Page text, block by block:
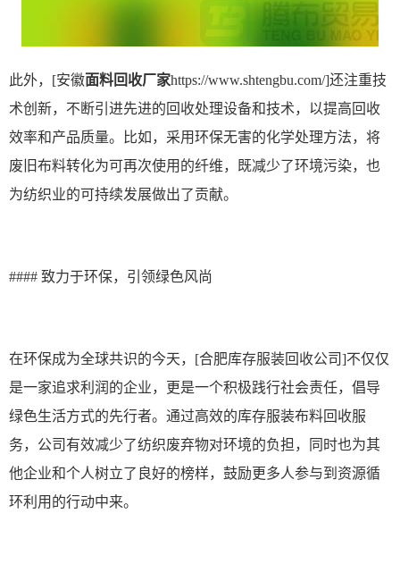
此外， [安徽面料回收厂家https://www.shtengbu.com/]还注重技
术创新，不断引进先进的回收处理设备和技术，以提高回收
效率和产品质量。比如，采用环保无害的化学处理方法，将
废旧布料转化为可再次使用的纤维，既减少了环境污染，也
为纺织业的可持续发展做出了贡献。
#### 致力于环保，引领绿色风尚
在环保成为全球共识的今天， [合肥库存服装回收公司]不仅仅
是一家追求利润的企业，更是一个积极践行社会责任，倡导
绿色生活方式的先行者。通过高效的库存服装布料回收服
务，公司有效减少了纺织废弃物对环境的负担，同时也为其
他企业和个人树立了良好的榜样，鼓励更多人参与到资源循
环利用的行动中来。